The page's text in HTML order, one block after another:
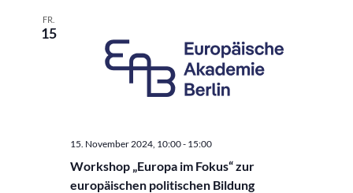
FR.
15
Workshop „Europa im Fokus“ zur
europäischen politischen Bildung
15. November 2024, 10:00- 15:00